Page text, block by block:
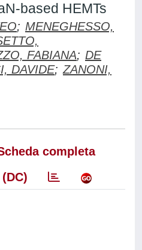
based HEMTs
; MENEGHESSO,
FABIANA; DE
DAVIDE; ZANONI,
completa